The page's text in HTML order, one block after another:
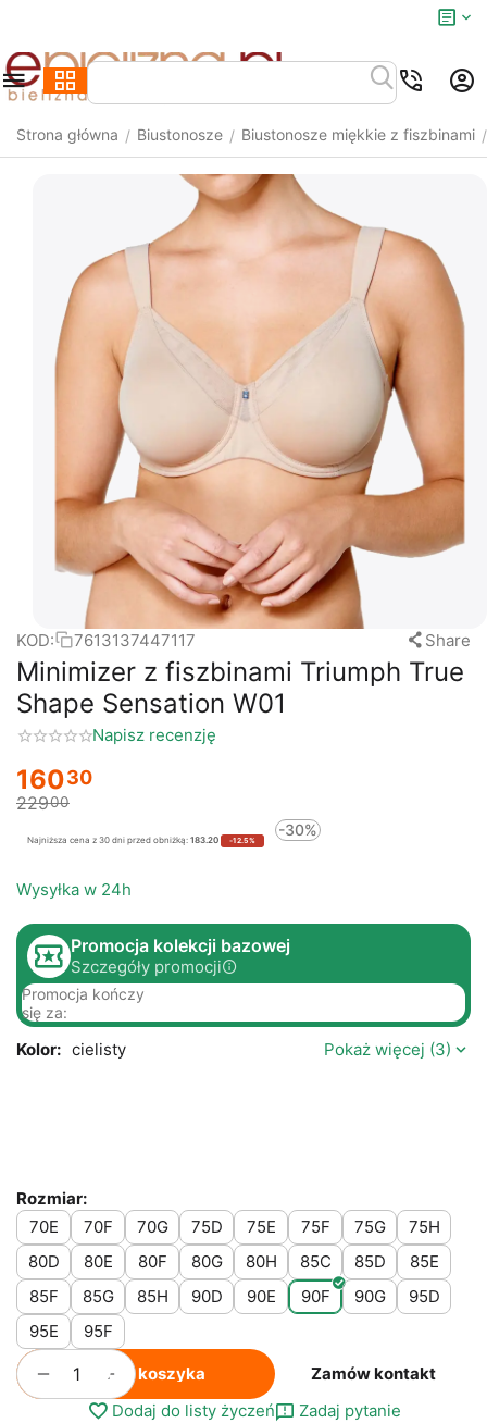
Strona główna / Biustonosze / Biustonosze miękkie z fiszbinami /
KOD: 7613137447117 Share
Minimizer z fiszbinami Triumph True
Shape Sensation W01
Napisz recenzję
16030
22900
Najniższa cena z 30 dni przed obniżką: 183.20 -12.5%
-30%
Wysyłka w 24h
Promocja kolekcji bazowej
Szczegóły promocji
Promocja kończy
się za:
Kolor: cielisty Pokaż więcej (3)
Rozmiar:
70E
70F 70G 75D 75E 75F 75G
75H
80D
80E 80F 80G 80H 85C 85D
85E
85F
85G 85H 90D 90E 90F 90G
95D
95E
95F
+
− Do koszyka
Zamów kontakt
Dodaj do listy życzeń
Zadaj pytanie